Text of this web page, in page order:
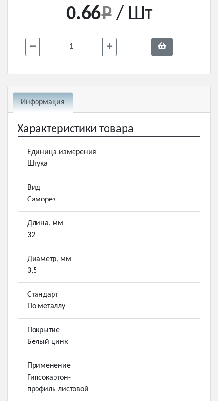
0.66 / Шт
Информация
Характеристики товара
Единица измерения
Штука
Вид
Саморез
Длина, мм
32
Диаметр, мм
3,5
Стандарт
По металлу
Покрытие
Белый цинк
Применение
Гипсокартон-
профиль листовой